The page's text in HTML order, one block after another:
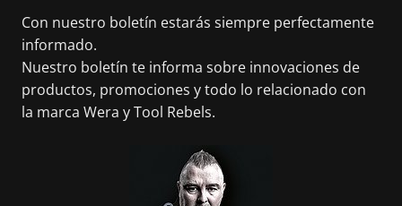
Con nuestro boletín estarás siempre perfectamente
informado.
Nuestro boletín te informa sobre innovaciones de
productos, promociones y todo lo relacionado con
la marca Wera y Tool Rebels.